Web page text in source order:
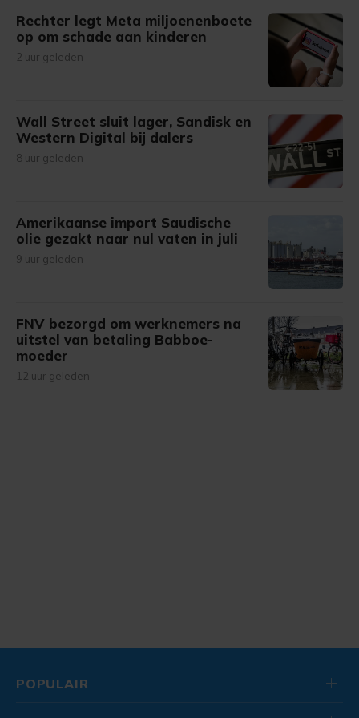
Rechter legt Meta miljoenenboete
op om schade aan kinderen
2 uur geleden
Wall Street sluit lager, Sandisk en
Western Digital bij dalers
8 uur geleden
Amerikaanse import Saudische
olie gezakt naar nul vaten in juli
9 uur geleden
FNV bezorgd om werknemers na
uitstel van betaling Babboe-
moeder
12 uur geleden
POPULAIR